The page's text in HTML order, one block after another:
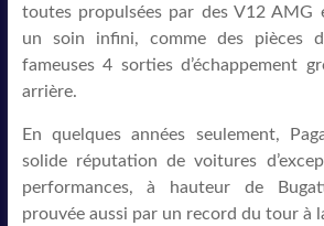
toutes propulsées par des V12 AMG
un soin infini, comme des pièces
fameuses 4 sorties d’échappement
arrière.
En quelques années seulement,
solide réputation de voitures
performances, à hauteur de
prouvée aussi par un record du tour à